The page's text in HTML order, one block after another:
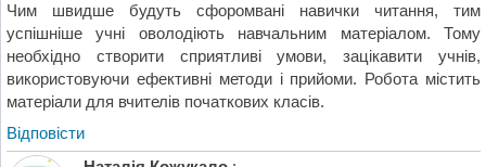
Чим швидше будуть сфоромвані навички читання, тим
успішніше учні оволодіють навчальним матеріалом. Тому
необхідно створити сприятливі умови, зацікавити учнів,
використовуючи ефективні методи і прийоми. Робота містить
матеріали для вчителів початкових класів.
Відповіcти